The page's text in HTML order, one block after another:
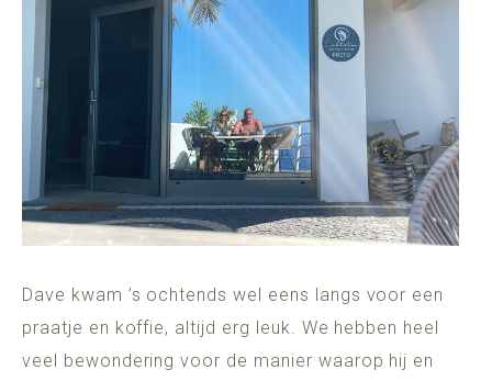
Dave kwam ’s ochtends wel eens langs voor een
praatje en koffie, altijd erg leuk. We hebben heel
veel bewondering voor de manier waarop hij en